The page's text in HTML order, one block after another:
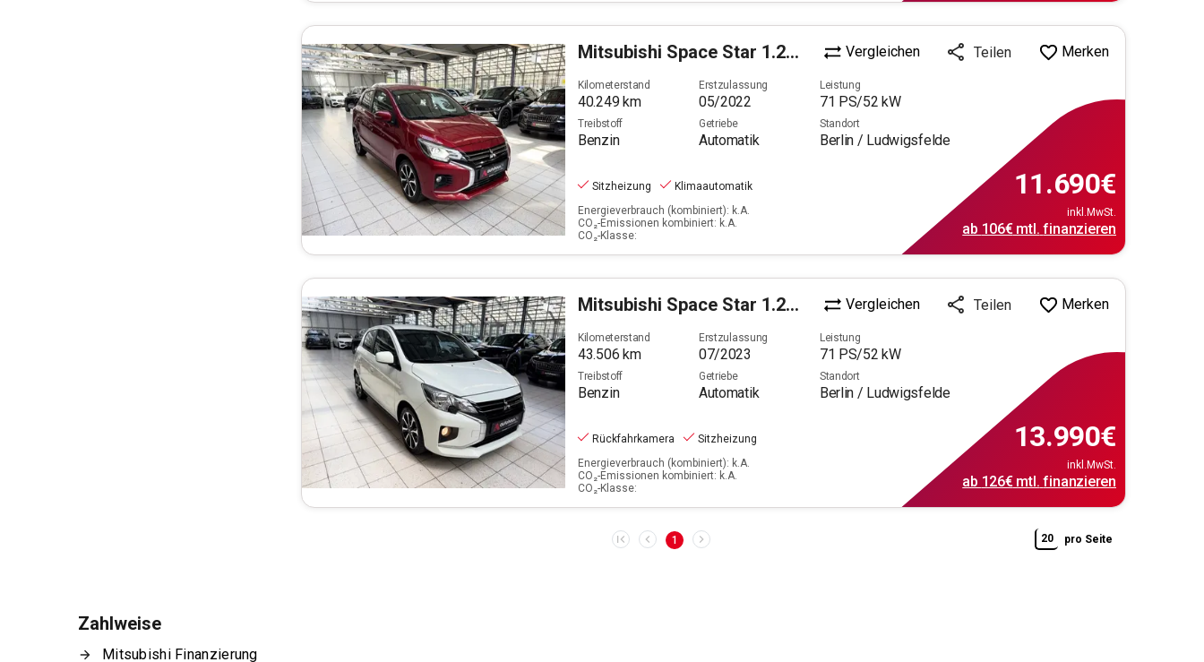
Mitsubishi Space Star 1.2 (EURO6d) Vergleichen Teilen Merken
Kilometerstand
40.249km
Erstzulassung
05/2022
Leistung
71 PS/52 kW
Treibstoff
Benzin
Getriebe
Automatik
Standort
Berlin / Ludwigsfelde
Sitzheizung
Klimaautomatik
Energieverbrauch (kombiniert): k.A.
CO₂-Emissionen kombiniert: k.A.
CO₂-Klasse:
11.690€
inkl.MwSt.
ab 106€mtl. finanzieren
Mitsubishi Space Star 1.2 Select+ (EURO 6d) Vergleichen Teilen Merken
Kilometerstand
43.506 km
Erstzulassung
07/2023
Leistung
71 PS/52 kW
Treibstoff
Benzin
Getriebe
Automatik
Standort
Berlin / Ludwigsfelde
Rückfahrkamera
Sitzheizung
Energieverbrauch (kombiniert): k.A.
CO₂-Emissionen kombiniert: k.A.
CO₂-Klasse:
13.990€
inkl.MwSt.
ab 126€mtl. finanzieren
1 20 pro Seite
Zahlweise
Mitsubishi Finanzierung